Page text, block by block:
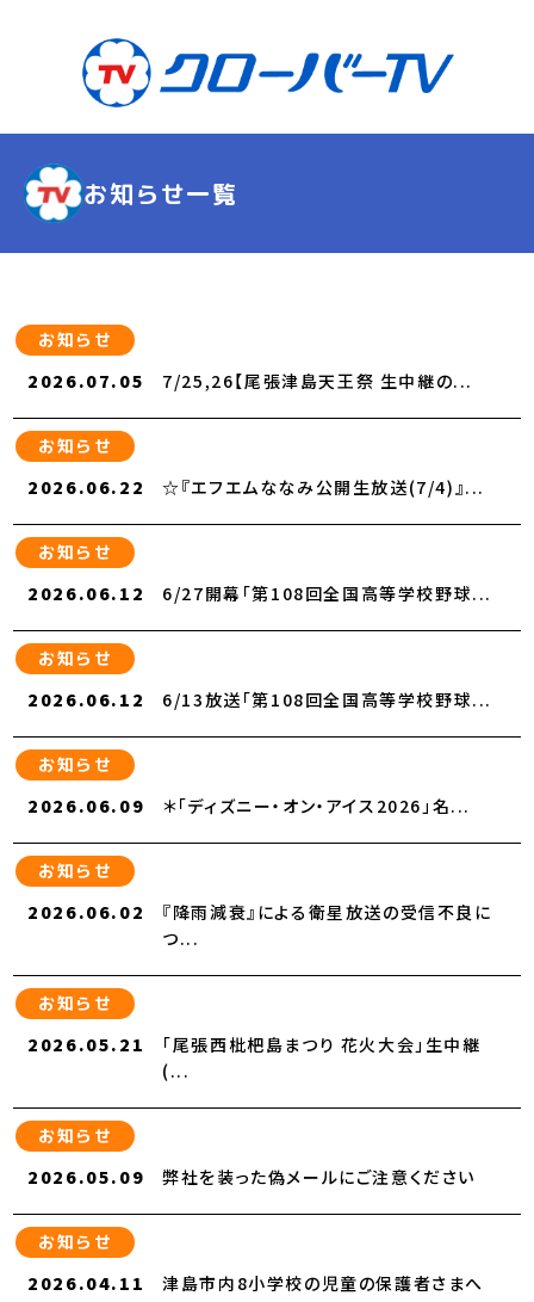
お知らせ一覧
お知らせ
2026.07.05 7/25,26【尾張津島天王祭 生中継の...
お知らせ
2026.06.22 ☆『エフエムななみ公開生放送(7/4)』...
お知らせ
2026.06.12 6/27開幕「第108回全国高等学校野球...
お知らせ
2026.06.12 6/13放送「第108回全国高等学校野球...
お知らせ
2026.06.09 ＊「ディズニー・オン・アイス2026」名...
お知らせ
2026.06.02
『降雨減衰』による衛星放送の受信不良に
つ...
お知らせ
2026.05.21
「尾張西枇杷島まつり 花火大会」生中継
(...
お知らせ
2026.05.09 弊社を装った偽メールにご注意ください
お知らせ
2026.04.11 津島市内8小学校の児童の保護者さまへ